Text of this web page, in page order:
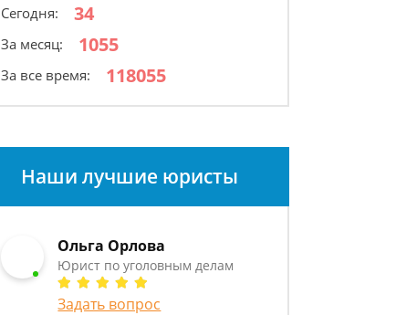
Сегодня: 34
За месяц: 1055
За все время: 118055
Наши лучшие юристы
Ольга Орлова
Юрист по уголовным делам
Задать вопрос